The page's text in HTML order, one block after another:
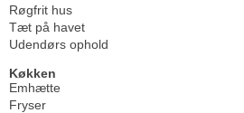
Røgfrit hus
Tæt på havet
Udendørs ophold
Køkken
Emhætte
Fryser